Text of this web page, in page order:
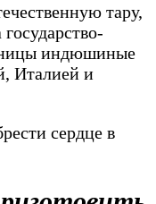
тару,
индюшиные
Италией и
сердце в